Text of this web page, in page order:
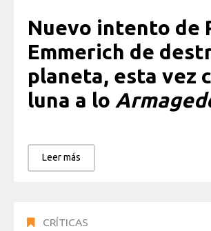
Nuevo intento de
Emmerich de
planeta, esta vez
luna a lo
Leer más
CRÍTICAS